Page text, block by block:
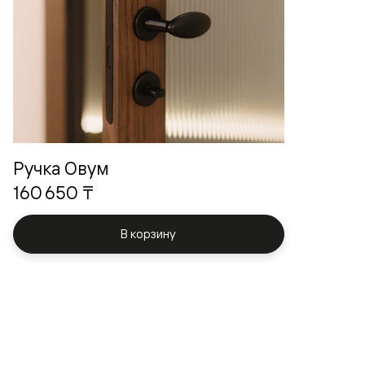
Ручка Овум
160 650 ₸
В корзину